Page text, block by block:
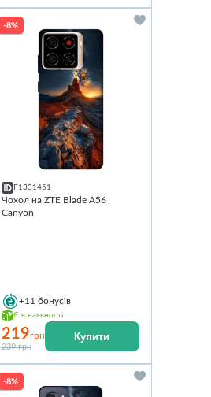
-8%
F1331451
Чохол на ZTE Blade A56
Canyon
+11 бонусів
Є в наявності
219грн
239 грн
Купити
-8%